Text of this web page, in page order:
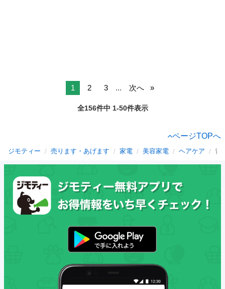
1 2 3 ... 次へ
全156件中 1-50件表示
ページTOPへ
ジモティー 売ります・あげます 家電 美容家電 ヘアケア 青